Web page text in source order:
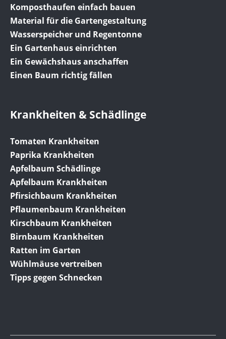
Komposthaufen einfach bauen
Material für die Gartengestaltung
Wasserspeicher und Regentonne
Ein Gartenhaus einrichten
Ein Gewächshaus anschaffen
Einen Baum richtig fällen
Krankheiten & Schädlinge
Tomaten Krankheiten
Paprika Krankheiten
Apfelbaum Schädlinge
Apfelbaum Krankheiten
Pfirsichbaum Krankheiten
Pflaumenbaum Krankheiten
Kirschbaum Krankheiten
Birnbaum Krankheiten
Ratten im Garten
Wühlmäuse vertreiben
Tipps gegen Schnecken